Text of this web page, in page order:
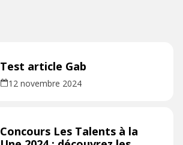
Test article Gab
12 novembre 2024
Concours Les Talents à la